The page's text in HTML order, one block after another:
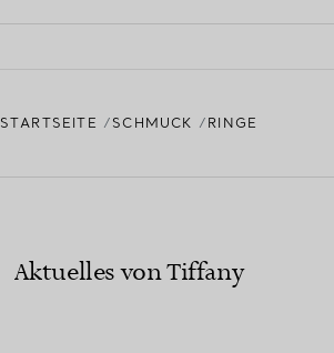
STARTSEITE SCHMUCK RINGE
Aktuelles von Tiffany